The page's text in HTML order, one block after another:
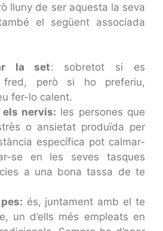
lluny de ser aquesta la seva
el següent associada
la set: sobretot si es
fred, però si ho preferiu,
fer-lo calent.
els nervis: les persones que
o ansietat produïda per
específica pot calmar-
se en les seves tasques
a una bona tassa de te
és, juntament amb el te
un d’ells més empleats en